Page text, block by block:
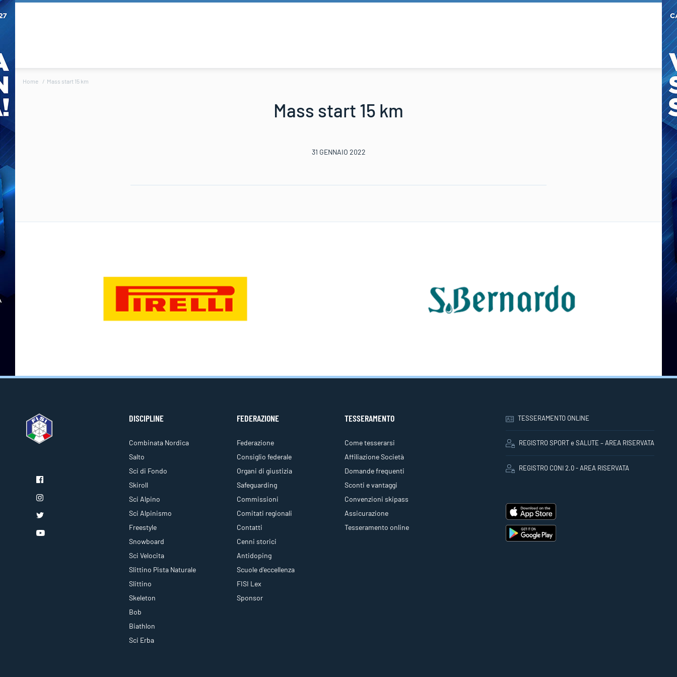
Home Mass start 15 km
Mass start 15 km
31 GENNAIO 2022
DISCIPLINE
Combinata Nordica
Salto
Sci di Fondo
Skiroll
Sci Alpino
Sci Alpinismo
Freestyle
Snowboard
Sci Velocita
Slittino Pista Naturale
Slittino
Skeleton
Bob
Biathlon
Sci Erba
FEDERAZIONE
Federazione
Consiglio federale
Organi di giustizia
Safeguarding
Commissioni
Comitati regionali
Contatti
Cenni storici
Antidoping
Scuole d'eccellenza
FISI Lex
Sponsor
TESSERAMENTO
Come tesserarsi
Affiliazione Società
Domande frequenti
Sconti e vantaggi
Convenzioni skipass
Assicurazione
Tesseramento online
TESSERAMENTO ONLINE
REGISTRO SPORT e SALUTE – AREA RISERVATA
REGISTRO CONI 2.0 - AREA RISERVATA